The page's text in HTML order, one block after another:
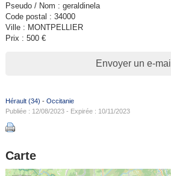
Pseudo / Nom : geraldinela
Code postal : 34000
Ville : MONTPELLIER
Prix : 500 €
Envoyer un e-mail
Hérault (34) - Occitanie
Publiée : 12/08/2023 - Expirée : 10/11/2023
Carte